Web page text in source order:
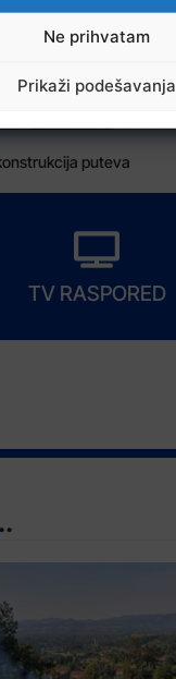
Ne prihvatam
Prikaži podešavanja
puteva
TV RASPORED